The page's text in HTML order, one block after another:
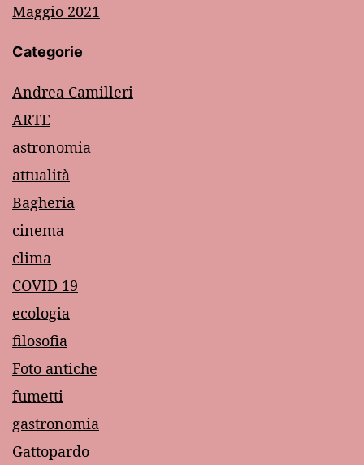
Maggio 2021
Categorie
Andrea Camilleri
ARTE
astronomia
attualità
Bagheria
cinema
clima
COVID 19
ecologia
filosofia
Foto antiche
fumetti
gastronomia
Gattopardo